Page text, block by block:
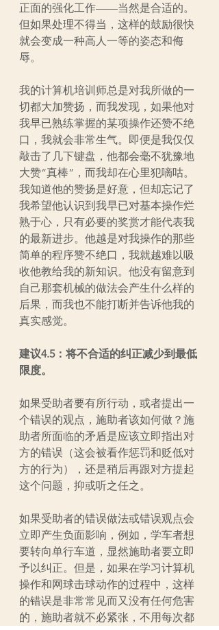
正面的强化工作——当然是合适的。
但如果处理不得当，这样的鼓励很快
就会变成一种高人一等的姿态和侮
辱。
我的计算机培训师总是对我所做的一
切都大加赞扬，而我发现，如果他对
我早已熟练掌握的某项操作还赞不绝
口，我就会非常生气。即便是我仅仅
敲击了几下键盘，他都会毫不犹豫地
大赞“真棒”，而我却在心里犯嘀咕。
我知道他的赞扬是好意，但却忘记了
我希望他认识到我早已对基本操作烂
熟于心，只有必要的奖赏才能代表我
的最新进步。他越是对我操作的那些
简单的程序赞不绝口，我就越难以吸
收他教给我的新知识。他没有留意到
自己那套机械的做法会产生什么样的
后果，而我也不能打断并告诉他我的
真实感觉。
建议4.5：将不合适的纠正减少到最低
限度。
如果受助者要有所行动，或者提出一
个错误的观点，施助者该如何做？施
助者所面临的矛盾是应该立即指出对
方的错误（这会被看作惩罚和贬低对
方的行为），还是稍后再跟对方提起
这个问题，抑或听之任之。
如果受助者的错误做法或错误观点会
立即产生负面影响，例如，学车者想
要转向单行车道，显然施助者要立即
予以纠正。但是，如果在学习计算机
操作和网球击球动作的过程中，这样
的错误是非常常见而又没有任何危害
的，施助者就不必紧张，不用每次都